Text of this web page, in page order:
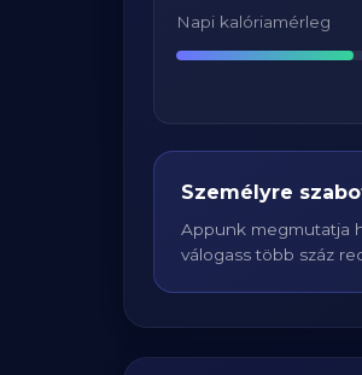
Napi kalóriamérleg
Személyre
Appunk megmutatja
válogass több száz